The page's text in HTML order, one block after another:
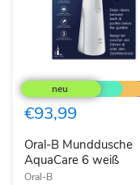
B
Munddusche
AquaCare
6
€93,99
Oral-B Munddusche
AquaCare 6 weiß
Oral-B